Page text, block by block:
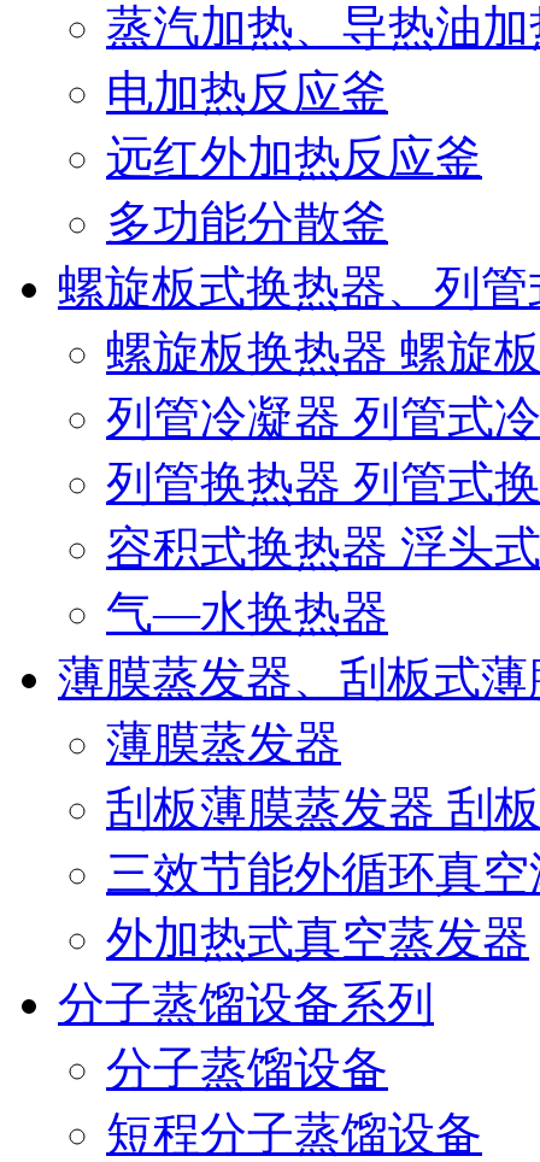
蒸汽加热、导热油
电加热反应釜
远红外加热反应釜
多功能分散釜
螺旋板式换热器、列
螺旋板换热器 螺旋
列管冷凝器 列管式
列管换热器 列管式
容积式换热器 浮头
气—水换热器
薄膜蒸发器、刮板式
薄膜蒸发器
刮板薄膜蒸发器 刮
三效节能外循环真
外加热式真空蒸发器
分子蒸馏设备系列
分子蒸馏设备
短程分子蒸馏设备